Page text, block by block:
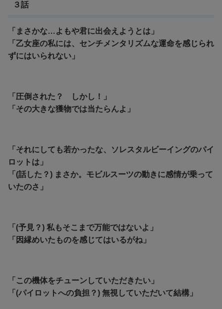
３話
「まさかな…よもや君に出会えようとは」
「乙女座の私には、センチメンタリズムな運命を感じられ
ずにはいられない」
「圧倒された？ しかし！」
「その大きな獲物では当たらんよ」
「それにしても若かったな、ソレスタルビーイングのパイ
ロットは」
「(話した？) まさか。モビルスーツの動きに感情が乗って
いたのさ」
「(予見？) 私もそこまで万能ではないよ」
「因縁めいたものを感じてはいるがね」
「この機体をチューンしていただきたい」
「(パイロットへの負担？) 無視していただいて結構」